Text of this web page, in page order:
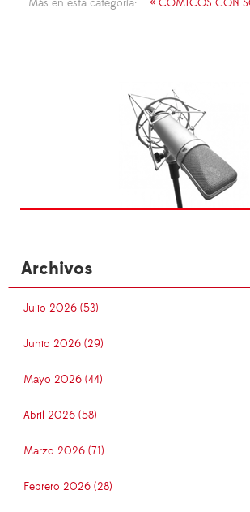
Más en esta categoría: « CÓMICOS CON
Archivos
Julio 2026 (53)
Junio 2026 (29)
Mayo 2026 (44)
Abril 2026 (58)
Marzo 2026 (71)
Febrero 2026 (28)